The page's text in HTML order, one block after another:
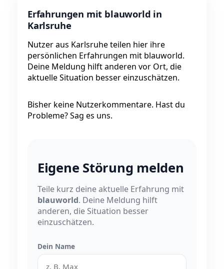
Erfahrungen mit blauworld in
Karlsruhe
Nutzer aus Karlsruhe teilen hier ihre
persönlichen Erfahrungen mit blauworld.
Deine Meldung hilft anderen vor Ort, die
aktuelle Situation besser einzuschätzen.
Bisher keine Nutzerkommentare. Hast du
Probleme? Sag es uns.
Eigene Störung melden
Teile kurz deine aktuelle Erfahrung mit
blauworld. Deine Meldung hilft
anderen, die Situation besser
einzuschätzen.
Dein Name